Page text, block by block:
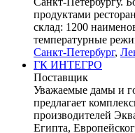
продуктами
склад: 1200
температурные
Санкт-Петербург,
ГК ИНТЕГРО
Поставщик
Уважаемые дамы и
предлагает
производителей
Египта,